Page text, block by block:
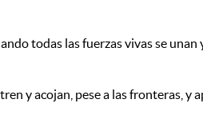
todas las fuerzas vivas se unan
y acojan, pese a las fronteras, y